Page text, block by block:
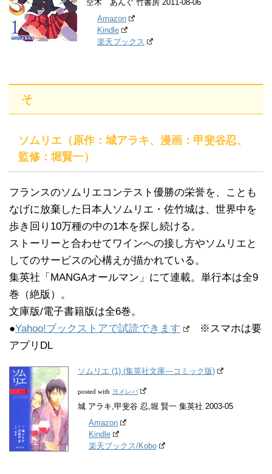
空木 あんぐ 竹書房 2011-08-06
Amazon
Kindle
楽天ブックス
そ
ソムリエ（原作：城アラキ、漫画：甲斐谷忍、
監修：堀賢一）
フランスのソムリエコンテスト優勝の栄誉を、ことも
なげに放棄した日本人ソムリエ・佐竹城は、世界中を
歩き回り10万種の中の1本を探し続ける。
ストーリーと合わせてワインへの接し方やソムリエと
してのサービスの心構えが描かれている。
集英社「MANGAオールマン」にて連載。単行本は全9
巻（絶版）。
文庫版/電子書籍版は全6巻。
●Yahoo!ブックストアで試読できます
※スマホは要
アプリDL
ソムリエ (1) (集英社文庫―コミック版)
posted with ヨメレバ
城 アラキ,甲斐谷 忍,堀 賢一 集英社 2003-05
Amazon
Kindle
楽天ブックス/Kobo